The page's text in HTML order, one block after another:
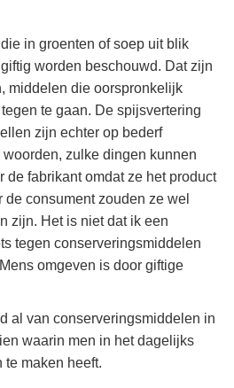
in groenten of soep uit blik
worden beschouwd. Dat zijn
middelen die oorspronkelijk
te gaan. De spijsvertering
zijn echter op bederf
zulke dingen kunnen
de fabrikant omdat ze het product
consument zouden ze wel
zijn. Het is niet dat ik een
tegen conserveringsmiddelen
omgeven is door giftige
al van conserveringsmiddelen in
waarin men in het dagelijks
te maken heeft.